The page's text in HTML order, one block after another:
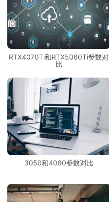
RTX4070Ti和RTX5060Ti参数对
比
3050和4060参数对比